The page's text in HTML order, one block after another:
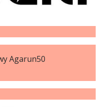
Agarun50